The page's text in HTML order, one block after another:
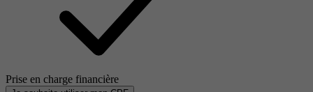
Prise en charge financière